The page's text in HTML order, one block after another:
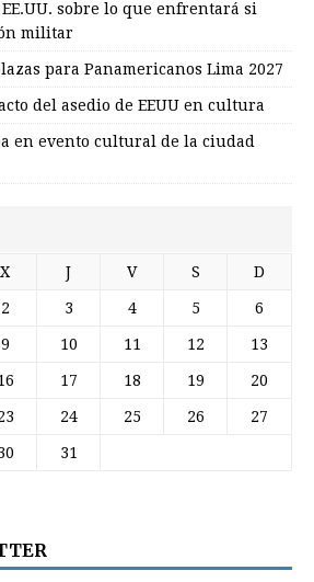
sobre lo que enfrentará si
militar
para Panamericanos Lima 2027
del asedio de EEUU en cultura
en evento cultural de la ciudad
X J V S D
2 3 4 5 6
9 10 11 12 13
17 18 19 20
24 25 26 27
31